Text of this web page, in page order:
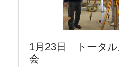
1月23日 トータル
会